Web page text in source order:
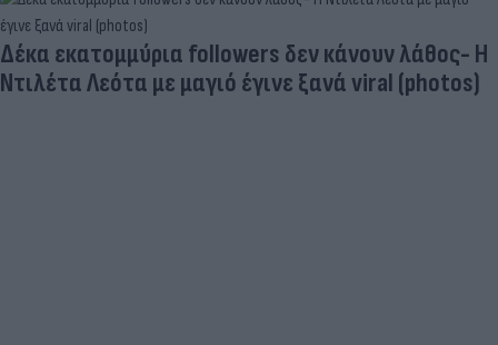
Δέκα εκατομμύρια followers δεν κάνουν λάθος- Η
Ντιλέτα Λεότα με μαγιό έγινε ξανά viral (photos)